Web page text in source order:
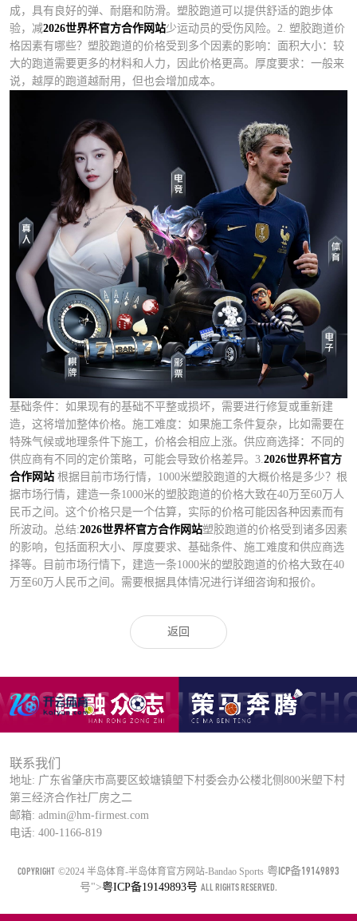
成，具有良好的弹、耐磨和防滑。塑胶跑道可以提供舒适的跑步体
验，减2026世界杯官方合作网站少运动员的受伤风险。2. 塑胶跑道价
格因素有哪些？塑胶跑道的价格受到多个因素的影响：面积大小：较
大的跑道需要更多的材料和人力，因此价格更高。厚度要求：一般来
说，越厚的跑道越耐用，但也会增加成本。
基础条件：如果现有的基础不平整或损坏，需要进行修复或重新建
造，这将增加整体价格。施工难度：如果施工条件复杂，比如需要在
特殊气候或地理条件下施工，价格会相应上涨。供应商选择：不同的
供应商有不同的定价策略，可能会导致价格差异。3. 2026世界杯官方
合作网站 根据目前市场行情，1000米塑胶跑道的大概价格是多少？根
据市场行情，建造一条1000米的塑胶跑道的价格大致在40万至60万人
民币之间。这个价格只是一个估算，实际的价格可能因各种因素而有
所波动。总结:2026世界杯官方合作网站塑胶跑道的价格受到诸多因素
的影响，包括面积大小、厚度要求、基础条件、施工难度和供应商选
择等。目前市场行情下，建造一条1000米的塑胶跑道的价格大致在40
万至60万人民币之间。需要根据具体情况进行详细咨询和报价。
返回
联系我们
地址: 广东省肇庆市高要区蛟塘镇塱下村委会办公楼北侧800米塱下村
第三经济合作社厂房之二
邮箱: admin@hm-firmest.com
电话: 400-1166-819
COPYRIGHT ©2024 半岛体育-半岛体育官方网站-Bandao Sports 粤ICP备19149893
号">粤ICP备19149893号 ALL RIGHTS RESERVED.